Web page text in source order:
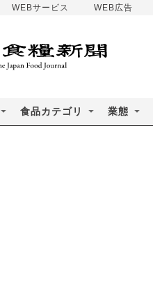
WEBサービス WEB広告
食品カテゴリ 業態